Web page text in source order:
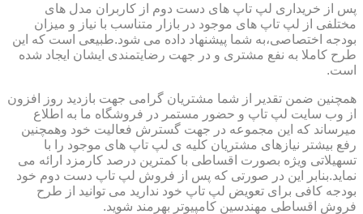
پس از خریداری لپ تاپ های دست دوم از کاربران مدل های
مختلفی از لپ تاپ های موجود در بازار متناسب با نیاز و میزان
بودجه اختصاصی،به شما پیشنهاد داده می شود.طبیعی است که این
طرح کاملا به نفع مشتری و در جهت رضایتمندی ایشان ایجاد شده
است.
همچنین ضمن تقدیر از شما مشتریان گرامی جهت بازدید روز افزون
از وب سایت لپ تاپ و حضور مستمر در فروشگاه ما به اطلاع
میرساند که این مجموعه در جهت گسترش فعالیت خود وهمچنین
رفع بیشتر نیازهای مشتریان کلیه ی لپ تاپ های موجود را با
تسهیلاتی ویژه بصورت اقساطی با کمترین درصد کارمزد ارائه می
نماید.بنابر این در صورتی که پس از فروش لپ تاپ دست دوم خود
بودجه کافی برای تعویض لپ تاپ خود ندارید می توانید از طرح
فروش اقساطی مهندسین کامپیوتر بهرمند شوید.